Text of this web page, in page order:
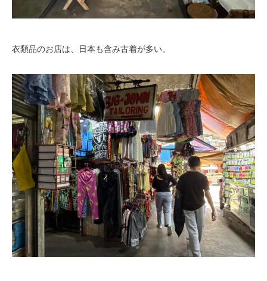
衣類品のお店は、日本も含み古着が多い。